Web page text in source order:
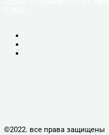
©2022. все права защищены